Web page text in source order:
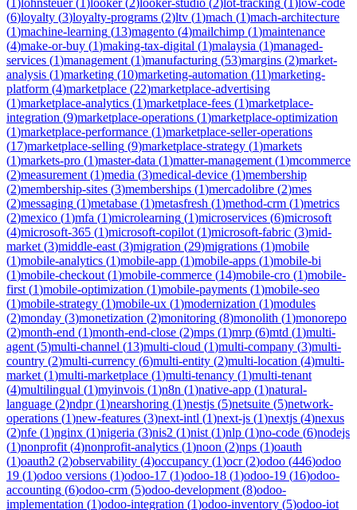
(6)loyalty (3)loyalty-programs (2)ltv (1)mach (1)mach-architecture
(1)machine-learning (13)magento (4)mailchimp (1)maintenance
(4)make-or-buy (1)making-tax-digital (1)malaysia (1)managed-
services (1)management (1)manufacturing (53)margins (2)market-
analysis (1)marketing (10)marketing-automation (11)marketing-
platform (4)marketplace (22)marketplace-advertising
(1)marketplace-analytics (1)marketplace-fees (1)marketplace-
integration (9)marketplace-operations (1)marketplace-optimization
(1)marketplace-performance (1)marketplace-seller-operations
(17)marketplace-selling (9)marketplace-strategy (1)markets
(1)markets-pro (1)master-data (1)matter-management (1)mcommerce
(2)measurement (1)media (3)medical-device (1)membership
(2)membership-sites (3)memberships (1)mercadolibre (2)mes
(2)messaging (1)metabase (1)metasfresh (1)method-crm (1)metrics
(2)mexico (1)mfa (1)microlearning (1)microservices (6)microsoft
(4)microsoft-365 (1)microsoft-copilot (1)microsoft-fabric (3)mid-
market (3)middle-east (3)migration (29)migrations (1)mobile
(1)mobile-analytics (1)mobile-app (1)mobile-apps (1)mobile-bi
(1)mobile-checkout (1)mobile-commerce (14)mobile-cro (1)mobile-
first (1)mobile-optimization (1)mobile-payments (1)mobile-seo
(1)mobile-strategy (1)mobile-ux (1)modernization (1)modules
(2)monday (3)monetization (2)monitoring (8)monolith (1)monorepo
(2)month-end (1)month-end-close (2)mps (1)mrp (6)mtd (1)multi-
agent (5)multi-channel (13)multi-cloud (1)multi-company (3)multi-
country (2)multi-currency (6)multi-entity (2)multi-location (4)multi-
market (1)multi-marketplace (1)multi-tenancy (1)multi-tenant
(4)multilingual (1)myinvois (1)n8n (1)native-app (1)natural-
language (2)ndpr(1)nearshoring (1)nestjs (5)netsuite (5)network-
operations (1)new-features (3)next-intl (1)next-js (1)nextjs (4)nexus
(2)nfe (1)nginx (1)nigeria (3)nis2 (1)nist (1)nlp (1)no-code (6)nodejs
(1)nonprofit (4)nonprofit-analytics (1)noon (2)nps (1)oauth
(1)oauth2 (2)observability (4)occupancy (1)ocr(2)odoo (446)odoo
19 (1)odoo versions (1)odoo-17 (1)odoo-18 (1)odoo-19 (16)odoo-
accounting (6)odoo-crm (5)odoo-development (8)odoo-
implementation (1)odoo-integration (1)odoo-inventory (5)odoo-iot